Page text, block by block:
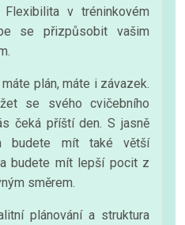
v tréninkovém
se přizpůsobit vašim
plán, máte i závazek.
se svého cvičebního
čeká příští den. S jasně
budete mít také větší
budete mít lepší pocit z
směrem.
plánování a struktura